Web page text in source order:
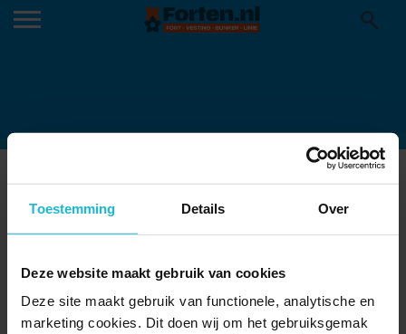
Toestemming Details Over
Deze website maakt gebruik van cookies
Deze site maakt gebruik van functionele, analytische en
marketing cookies. Dit doen wij om het gebruiksgemak
SFN-CAMPAGNE VRIJ IN DE
VESTING-BANNER_3110X1600_V33